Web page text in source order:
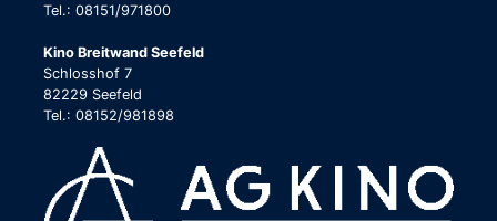
Tel.: 08151/971800
Kino Breitwand Seefeld
Schlosshof 7
82229 Seefeld
Tel.: 08152/981898